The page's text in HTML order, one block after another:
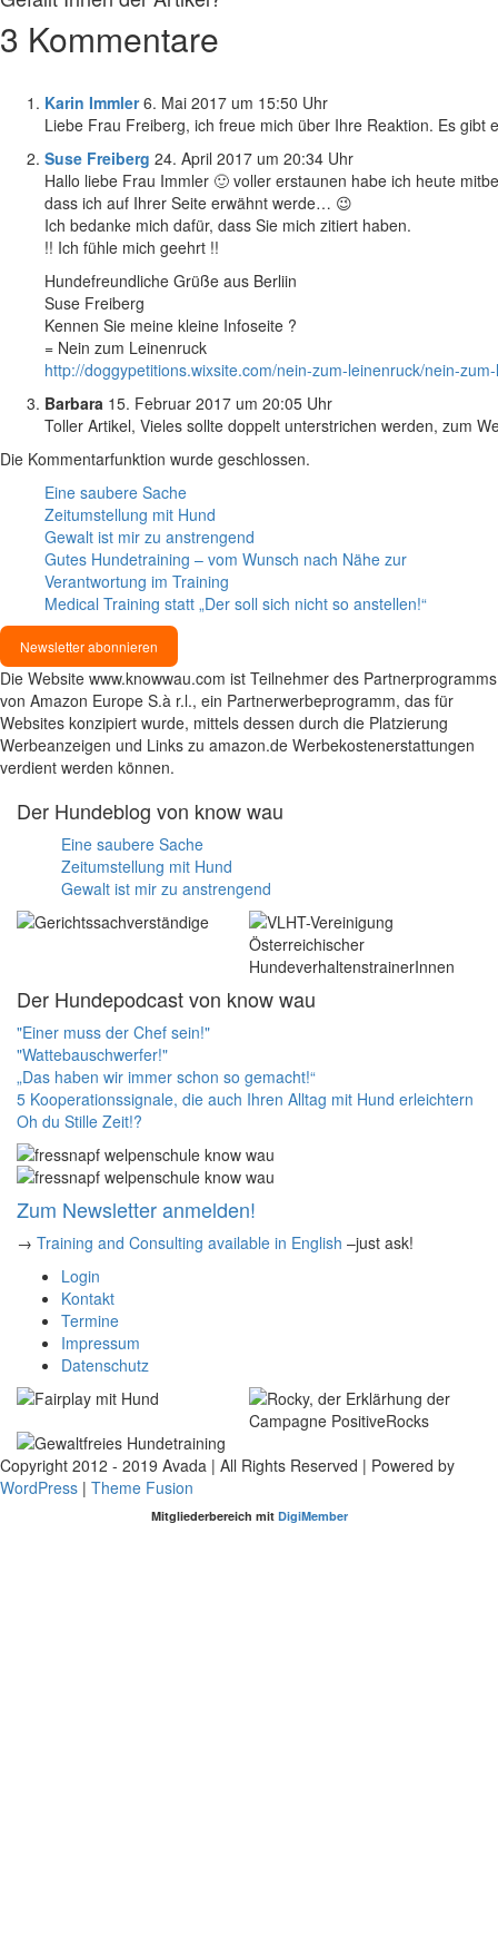
Facebook
LinkedIn
WhatsApp
Pinterest
E-
Mail
3 Kommentare
Karin Immler6. Mai 2017 um 15:50 Uhr
Liebe Frau Freiberg, ich freue mich über Ihre Reaktion. Es
Suse Freiberg 24. April 2017 um 20:34 Uhr
Hallo liebe Frau Immler 🙂 voller erstaunen habe ich heute
dass ich auf Ihrer Seite erwähnt werde… 😉
Ich bedanke mich dafür, dass Sie mich zitiert haben.
!! Ich fühle mich geehrt !!
Hundefreundliche Grüße aus Berliin
Suse Freiberg
Kennen Sie meine kleine Infoseite ?
= Nein zum Leinenruck
http://doggypetitions.wixsite.com/nein-zum-leinenruck/nein-
Barbara 15. Februar 2017 um 20:05 Uhr
Toller Artikel, Vieles sollte doppelt unterstrichen werden, zum
Die Kommentarfunktion wurde geschlossen.
Eine saubere Sache
Zeitumstellung mit Hund
Gewalt ist mir zu anstrengend
Gutes Hundetraining – vom Wunsch nach Nähe zur
Verantwortung im Training
Medical Training statt „Der soll sich nicht so anstellen!“
Newsletter abonnieren
Die Website www.knowwau.com ist Teilnehmer des Partnerprogramms
von Amazon Europe S.à r.l., ein Partnerwerbeprogramm, das für
Websites konzipiert wurde, mittels dessen durch die Platzierung
Werbeanzeigen und Links zu amazon.de Werbekostenerstattungen
verdient werden können.
Der Hundeblog von know wau
Eine saubere Sache
Zeitumstellung mit Hund
Gewalt ist mir zu anstrengend
Der Hundepodcast von know wau
"Einer muss der Chef sein!"
"Wattebauschwerfer!"
„Das haben wir immer schon so gemacht!“
5 Kooperationssignale, die auch Ihren Alltag mit Hund erleichtern
Oh du Stille Zeit!?
Zum Newsletter anmelden!
→ Training and Consulting available in English –just ask!
Login
Kontakt
Termine
Impressum
Datenschutz
Copyright 2012 - 2019 Avada | All Rights Reserved | Powered by
WordPress | Theme Fusion
Mitgliederbereich mit DigiMember